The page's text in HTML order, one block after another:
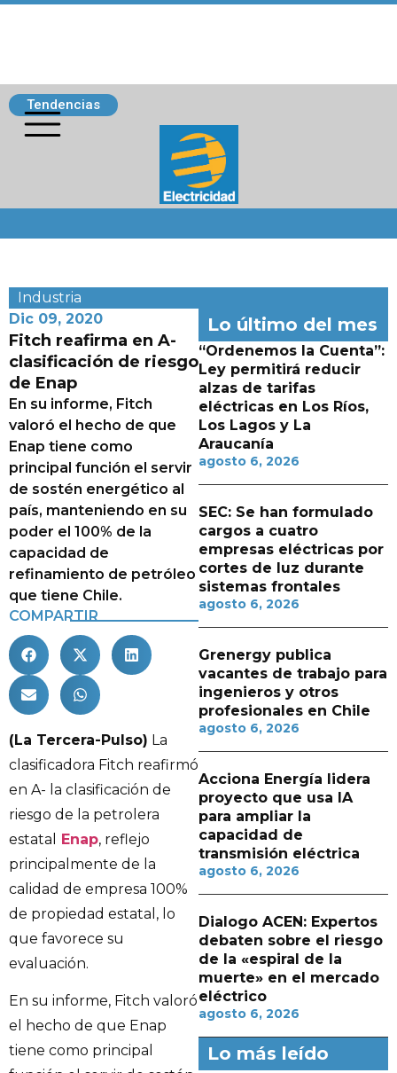
Tendencias
Industria
Dic 09, 2020
Fitch reafirma en A-
clasificación de riesgo
de Enap
En su informe, Fitch
valoró el hecho de que
Enap tiene como
principal función el servir
de sostén energético al
país, manteniendo en su
poder el 100% de la
capacidad de
refinamiento de petróleo
que tiene Chile.
COMPARTIR
(La Tercera-Pulso) La
clasificadora Fitch reafirmó
en A- la clasificación de
riesgo de la petrolera
estatal
Enap, reflejo
principalmente de la
calidad de empresa 100%
de propiedad estatal, lo
que favorece su
evaluación.
En su informe, Fitch valoró
el hecho de que Enap
tiene como principal
Lo último del mes
“Ordenemos la Cuenta”:
Ley permitirá reducir
alzas de tarifas
eléctricas en Los Ríos,
Los Lagos y La
Araucanía
agosto 6, 2026
SEC: Se han formulado
cargos a cuatro
empresas eléctricas por
cortes de luz durante
sistemas frontales
agosto 6, 2026
Grenergy publica
vacantes de trabajo para
ingenieros y otros
profesionales en Chile
agosto 6, 2026
Acciona Energía lidera
proyecto que usa IA
para ampliar la
capacidad de
transmisión eléctrica
agosto 6, 2026
Dialogo ACEN: Expertos
debaten sobre el riesgo
de la «espiral de la
muerte» en el mercado
eléctrico
agosto 6, 2026
Lo más leído